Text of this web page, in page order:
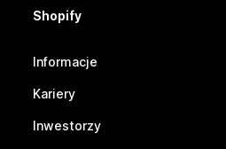
Shopify
Informacje
Kariery
Inwestorzy